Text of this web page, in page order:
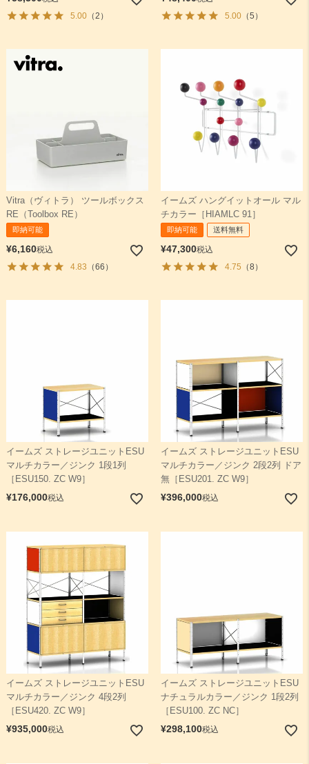
5.00（2）
5.00（5）
Vitra（ヴィトラ） ツールボックス
RE（Toolbox RE）
即納可能
¥6,160税込
4.83 （66）
イームズ ハングイットオール マル
チカラー［HIAMLC 91］
即納可能 送料無料
¥47,300税込
4.75 （8）
イームズ ストレージユニットESU
マルチカラー／ジンク 1段1列
［ESU150. ZC W9］
¥176,000税込
イームズ ストレージユニットESU
マルチカラー／ジンク 2段2列 ドア
無［ESU201. ZC W9］
¥396,000税込
イームズ ストレージユニットESU
マルチカラー／ジンク 4段2列
［ESU420. ZC W9］
¥935,000税込
イームズ ストレージユニットESU
ナチュラルカラー／ジンク 1段2列
［ESU100. ZC NC］
¥298,100税込